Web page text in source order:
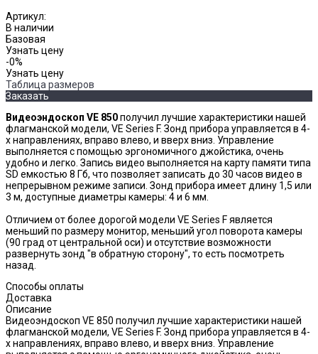
Артикул:
В наличии
Базовая
Узнать цену
-0%
Узнать цену
Таблица размеров
Заказать
Видеоэндоскоп VE 850получил лучшие характеристики нашей
флагманской модели, VE Series F. Зонд прибора управляется в 4-
х направлениях, вправо влево, и вверх вниз. Управление
выполняется с помощью эргономичного джойстика, очень
удобно и легко. Запись видео выполняется на карту памяти типа
SD емкостью 8 Гб, что позволяет записать до 30 часов видео в
непрерывном режиме записи. Зонд прибора имеет длину 1,5 или
3 м, доступные диаметры камеры: 4 и 6 мм.
Отличием от более дорогой модели VE Series F является
меньший по размеру монитор, меньший угол поворота камеры
(90 град от центральной оси) и отсутствие возможности
развернуть зонд "в обратную сторону", то есть посмотреть
назад.
Способы оплаты
Доставка
Описание
Видеоэндоскоп VE 850 получил лучшие характеристики нашей
флагманской модели, VE Series F. Зонд прибора управляется в 4-
х направлениях, вправо влево, и вверх вниз. Управление